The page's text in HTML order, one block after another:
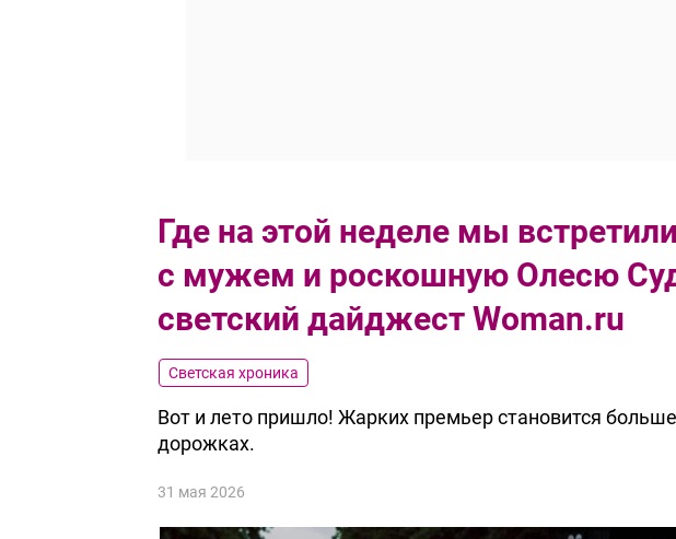
Где на этой неделе мы
с мужем и роскошную Олесю
светский дайджест Woman.ru
Светская хроника
Вот и лето пришло! Жарких премьер становится
дорожках.
31 мая 2026